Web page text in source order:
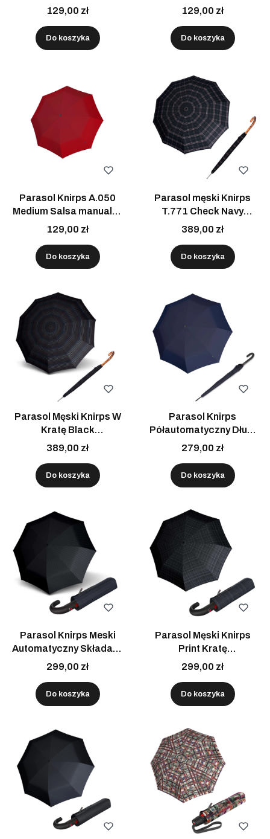
manualny składany
129,00 zł
Do koszyka
manualny składany
129,00 zł
Do koszyka
Parasol Knirps A.050
Medium Salsa manualny
składany
129,00 zł
Do koszyka
Parasol męski Knirps
T.771 Check Navy
półautomatyczny długi z
drewnianą rączką
389,00 zł
Do koszyka
Parasol Męski Knirps W
Kratę Black
Półautomatyczny Długi Z
Drewnianą Rączką
389,00 zł
Do koszyka
Parasol Knirps
Półautomatyczny Długi
Granatowy Premium
Idealny Na Prezent
279,00 zł
Do koszyka
Parasol Knirps Meski
Automatyczny Składany
z Pokrowcem Idealny Na
Prezent
299,00 zł
Do koszyka
Parasol Męski Knirps
Print Kratę
Automatyczny Składany
Z Pokrowcem
299,00 zł
Do koszyka